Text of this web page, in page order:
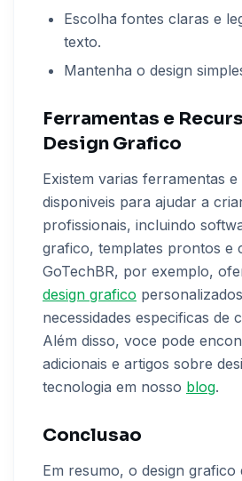
Escolha fontes claras e
texto.
Mantenha o design
Ferramentas e
Design Grafico
Existem varias ferramentas
disponiveis para ajudar a
profissionais, incluindo
grafico, templates prontos e
GoTechBR, por exemplo,
design grafico
necessidades especificas de
Além disso, voce pode
adicionais e artigos sobre
tecnologia em nosso blog.
Conclusao
Em resumo, o design grafico